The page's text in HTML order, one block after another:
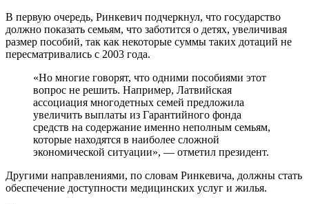
В первую очередь, Ринкевич подчеркнул, что государство
должно показать семьям, что заботится о детях, увеличивая
размер пособий, так как некоторые суммы таких дотаций не
пересматривались с 2003 года.
«Но многие говорят, что одними пособиями этот
вопрос не решить. Например, Латвийская
ассоциация многодетных семей предложила
увеличить выплаты из Гарантийного фонда
средств на содержание именно неполным семьям,
которые находятся в наиболее сложной
экономической ситуации», — отметил президент.
Другими направлениями, по словам Ринкевича, должны стать
обеспечение доступности медицинских услуг и жилья.